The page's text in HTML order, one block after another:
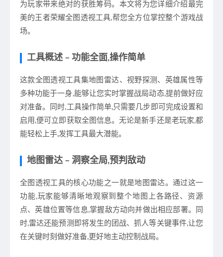
为玩家带来绝对的获胜筹码。本文将为您详细介绍最完
美的王者荣耀全图透视工具,帮您全方位掌控整个游戏战
场。
工具概述 – 功能全面,操作简单
这款全图透视工具集地图雷达、视野探测、英雄属性等
多种功能于一身,能够让您实时掌握战局动态,提前做好应
对准备。同时,工具操作简单,只需要几步即可完成设置和
启用,便可立即获取全图信息。无论是新手还是老玩家,都
能轻松上手,发挥工具最大潜能。
地图雷达 – 洞察全局,预判敌动
全图透视工具的核心功能之一就是地图雷达。通过这一
功能,玩家能够清晰地观察到整个地图上各路径、资源
点、英雄位置等信息,掌握敌方动向并做出相应部署。同
时,雷达还能预测即将发生的团战、抓人等关键事件,让您
在关键时刻做好准备,更好地主动控制战局。